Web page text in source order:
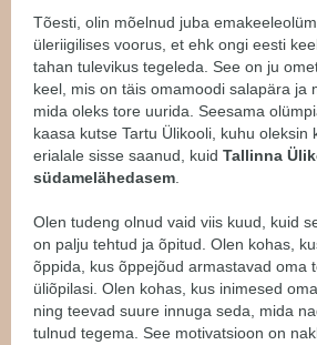
Tõesti, olin mõelnud juba
üleriigilises voorus, et ehk ongi eesti
tahan tulevikus tegeleda. See on ju
keel, mis on täis omamoodi salapära ja
mida oleks tore uurida. Seesama
kaasa kutse Tartu Ülikooli, kuhu oleksin
erialale sisse saanud, kuid Tallinna
südamelähedasem.
Olen tudeng olnud vaid viis kuud, kuid
on palju tehtud ja õpitud. Olen kohas,
õppida, kus õppejõud armastavad oma
üliõpilasi. Olen kohas, kus inimesed
ning teevad suure innuga seda, mida
tulnud tegema. See motivatsioon on